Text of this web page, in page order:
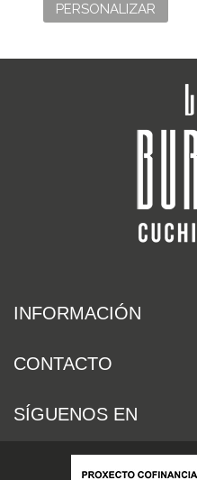
PERSONALIZAR
INFORMACIÓN
CONTACTO
SÍGUENOS EN